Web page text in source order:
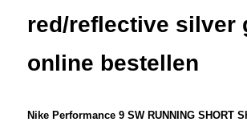
red/reflective silver
online bestellen
Nike Performance 9 SW RUNNING SHORT